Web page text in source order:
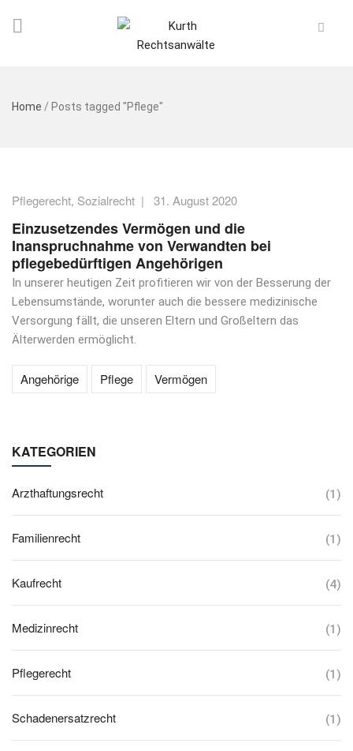
Home / Posts tagged "Pflege"
Pflegerecht, Sozialrecht | 31. August 2020
Einzusetzendes Vermögen und die
Inanspruchnahme von Verwandten bei
pflegebedürftigen Angehörigen
In unserer heutigen Zeit profitieren wir von der Besserung der
Lebensumstände, worunter auch die bessere medizinische
Versorgung fällt, die unseren Eltern und Großeltern das
Älterwerden ermöglicht.
Angehörige Pflege Vermögen
KATEGORIEN
Arzthaftungsrecht (1)
Familienrecht (1)
Kaufrecht (4)
Medizinrecht (1)
Pflegerecht (1)
Schadenersatzrecht (1)